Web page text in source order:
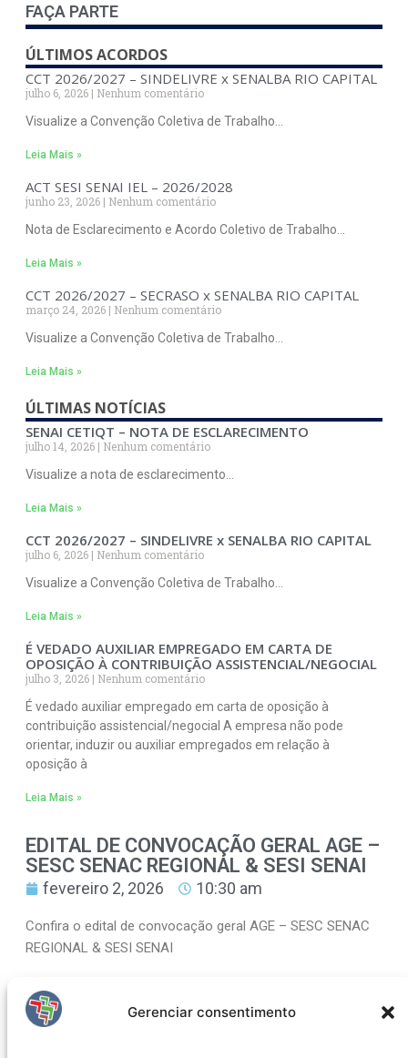
Gerenciar consentimento
FAÇA PARTE
ÚLTIMOS ACORDOS
CCT 2026/2027 – SINDELIVRE x SENALBA RIO CAPITAL
julho 6, 2026
Nenhum comentário
Visualize a Convenção Coletiva de Trabalho…
Leia Mais »
ACT SESI SENAI IEL – 2026/2028
junho 23, 2026
Nenhum comentário
Nota de Esclarecimento e Acordo Coletivo de Trabalho…
Leia Mais »
CCT 2026/2027 – SECRASO x SENALBA RIO CAPITAL
março 24, 2026
Nenhum comentário
Visualize a Convenção Coletiva de Trabalho…
Leia Mais »
ÚLTIMAS NOTÍCIAS
SENAI CETIQT – NOTA DE ESCLARECIMENTO
julho 14, 2026
Nenhum comentário
Visualize a nota de esclarecimento…
Leia Mais »
CCT 2026/2027 – SINDELIVRE x SENALBA RIO CAPITAL
julho 6, 2026
Nenhum comentário
Visualize a Convenção Coletiva de Trabalho…
Leia Mais »
É VEDADO AUXILIAR EMPREGADO EM CARTA DE
OPOSIÇÃO À CONTRIBUIÇÃO ASSISTENCIAL/NEGOCIAL
julho 3, 2026
Nenhum comentário
É vedado auxiliar empregado em carta de oposição à
contribuição assistencial/negocial A empresa não pode
orientar, induzir ou auxiliar empregados em relação à
oposição à
Leia Mais »
EDITAL DE CONVOCAÇÃO GERAL AGE –
SESC SENAC REGIONAL & SESI SENAI
fevereiro 2, 2026 10:30 am
Confira o edital de convocação geral AGE – SESC SENAC
REGIONAL & SESI SENAI
Abrir em tela cheia